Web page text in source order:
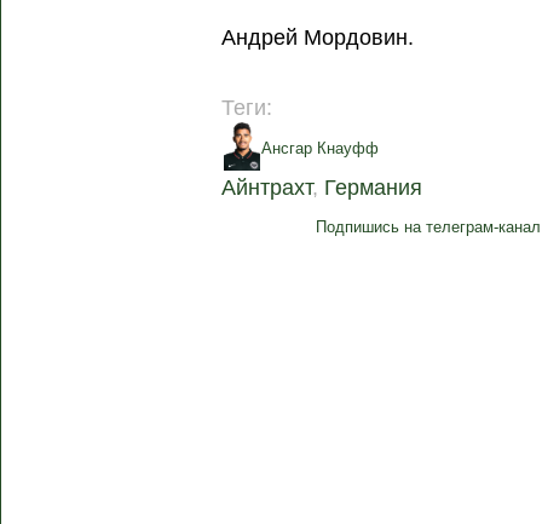
Андрей Мордовин.
Теги:
Ансгар Кнауфф
Айнтрахт, Германия
Подпишись на телеграм-